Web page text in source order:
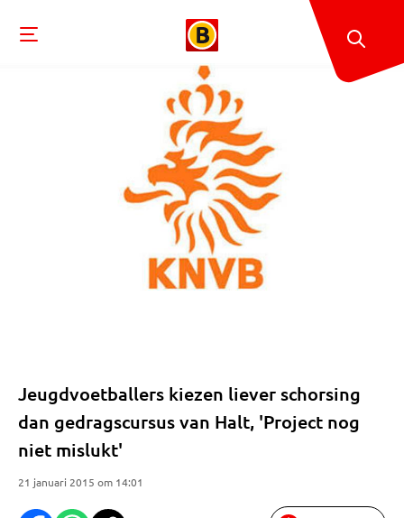
Jeugdvoetballers kiezen liever schorsing
dan gedragscursus van Halt, 'Project nog
niet mislukt'
21 januari 2015 om 14:01